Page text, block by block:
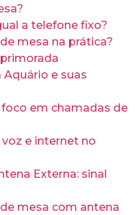
a telefone fixo?
mesa na prática?
e suas
foco em chamadas de
voz e internet no
Externa: sinal
mesa com antena